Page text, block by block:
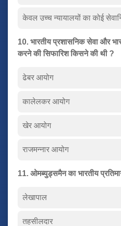
केवल उच्च न्यायालयों का कोई
10. भारतीय प्रशासनिक सेवा और
करने की सिफारिश किसने की थी ?
ढेबर आयोग
कालेलकर आयोग
खेर आयोग
राजमन्नार आयोग
11. ओमब्युड्समैन का भारतीय
लेखापाल
तहसीलदार